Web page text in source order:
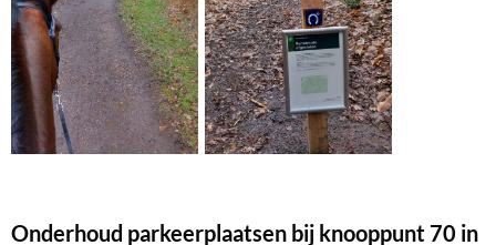
Onderhoud parkeerplaatsen bij knooppunt 70 in